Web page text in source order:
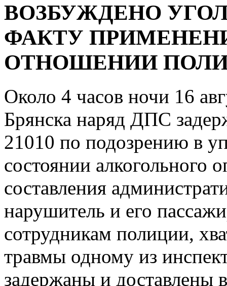
ВОЗБУЖДЕНО
ФАКТУ
ОТНОШЕНИИ
Около 4 часов ночи 16
Брянска наряд ДПС
21010 по подозрению в
состоянии алкогольного
составления
нарушитель и его
сотрудникам полиции,
травмы одному из
задержаны и